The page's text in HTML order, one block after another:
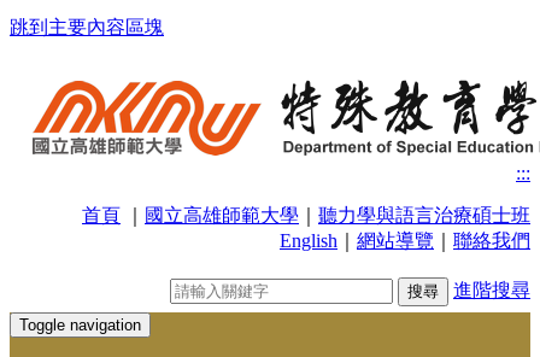
跳到主要內容區塊
:::
首頁 國立高雄師範大學
聽力學與語言治療碩士班
English
網站導覽 聯絡我們
進階搜尋
Toggle navigation